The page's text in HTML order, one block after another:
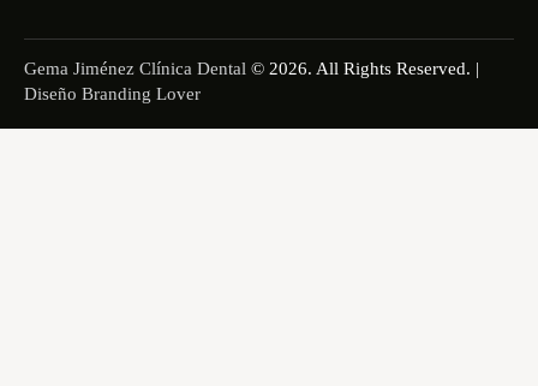
Gema Jiménez Clínica Dental © 2026. All Rights Reserved. |
Diseño Branding Lover